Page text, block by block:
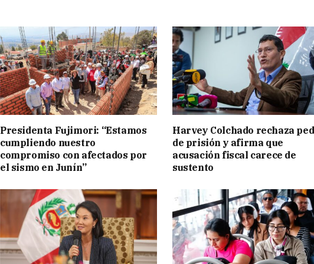
Presidenta Fujimori: “Estamos
cumpliendo nuestro
compromiso con afectados por
el sismo en Junín”
Harvey Colchado rechaza
de prisión y afirma que
acusación fiscal carece de
sustento